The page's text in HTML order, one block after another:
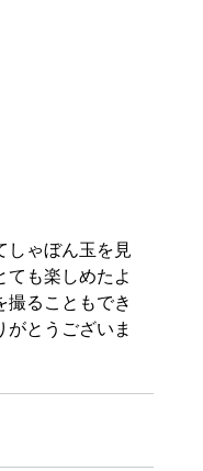
しゃぼん玉を見
ても楽しめたよ
撮ることもでき
とうございま